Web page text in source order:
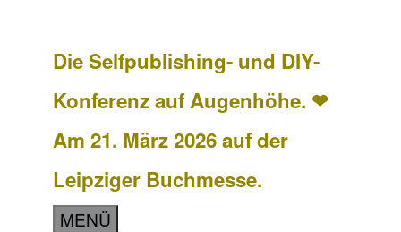
Die Selfpublishing- und DIY-
Konferenz auf Augenhöhe. ❤
Am 21. März 2026 auf der
Leipziger Buchmesse.
MENÜ